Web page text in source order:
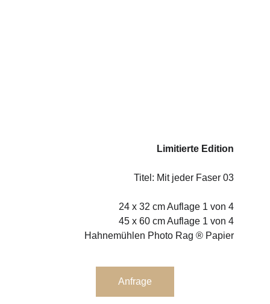
Limitierte Edition
Titel: Mit jeder Faser 03
24 x 32 cm Auflage 1 von 4
  45 x 60 cm Auflage 1 von 4
Hahnemühlen Photo Rag ® Papier
Anfrage